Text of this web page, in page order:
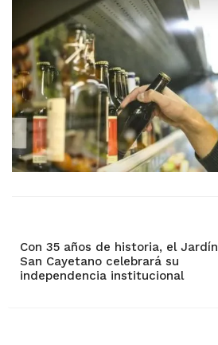
Con 35 años de historia, el Jardín
San Cayetano celebrará su
independencia institucional